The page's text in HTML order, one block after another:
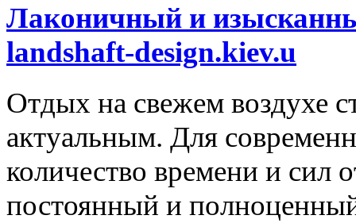
Лаконичный и
landshaft-design.kiev.u
Отдых на свежем воздухе
актуальным. Для
количество времени и сил
постоянный и